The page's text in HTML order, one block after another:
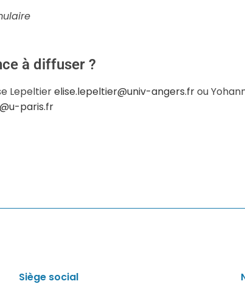
à diffuser ?
Lepeltierelise.lepeltier@univ-angers.frou
paris.fr
Siège social